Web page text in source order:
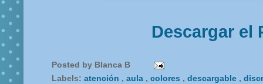
Descargar el
Posted by Blanca B
Labels: atención , aula , colores , descargable ,